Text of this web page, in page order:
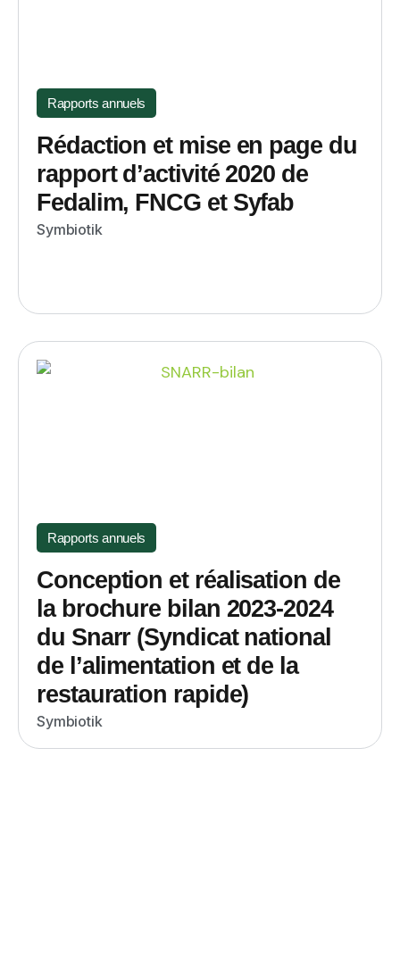
Rapports annuels
Rédaction et mise en page du
rapport d’activité 2020 de
Fedalim, FNCG et Syfab
Symbiotik
Rapports annuels
Conception et réalisation de
la brochure bilan 2023-2024
du Snarr (Syndicat national
de l’alimentation et de la
restauration rapide)
Symbiotik